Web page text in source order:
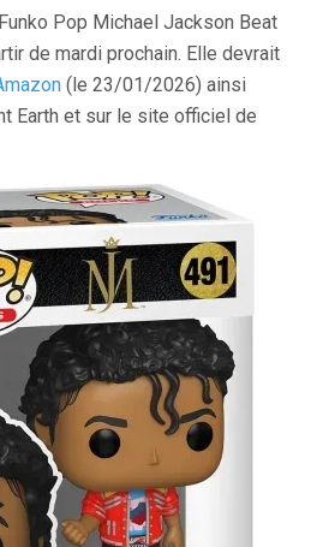
Pop Michael Jackson Beat
de mardi prochain. Elle devrait
(le 23/01/2026) ainsi
Earth et sur le site officiel de